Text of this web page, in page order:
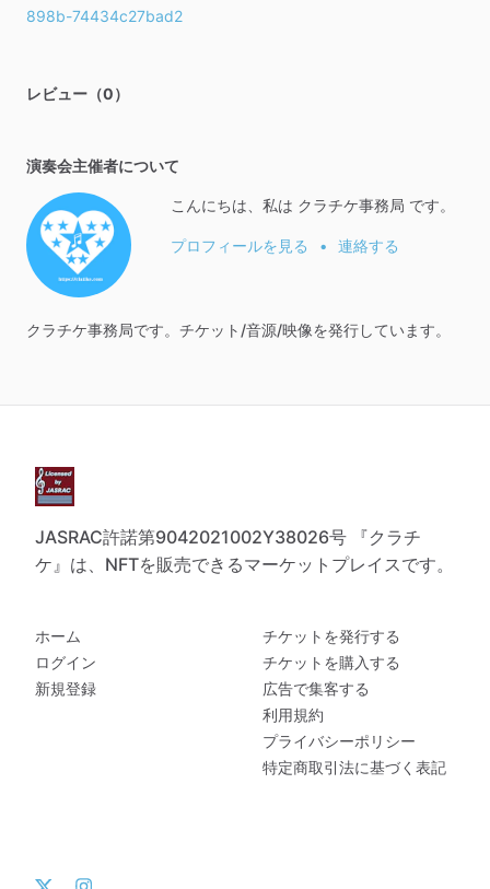
898b-74434c27bad2
レビュー（0）
演奏会主催者について
こんにちは、私は クラチケ事務局 です。
プロフィールを見る • 連絡する
クラチケ事務局です。チケット ​/​音源​/​映像を発行しています。
JASRAC許諾第9042021002Y38026号 『クラチ
ケ』は、NFTを販売できるマーケットプレイスです。
ホーム
ログイン
新規登録
チケットを発行する
チケットを購入する
広告で集客する
利用規約
プライバシーポリシー
特定商取引法に基づく表記